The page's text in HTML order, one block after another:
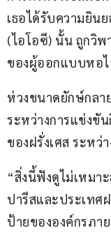
เธอได้รับความยิน
(ไอโอซี) นั้น ถูกวิ
ของผู้ออกแบบหอไ
ห่วงขนาดยักษ์กล
ระหว่างการแข่งขั
ของฝรั่งเศส ระหว่
“สิ่งนี้ฟังดูไม่เหมา
ปารีสและประเทศ
ป้ายขององค์กรภา